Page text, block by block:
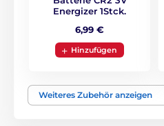
Energizer 1Stck.
6,99 €
Hinzufügen
Weiteres Zubehör anzeigen